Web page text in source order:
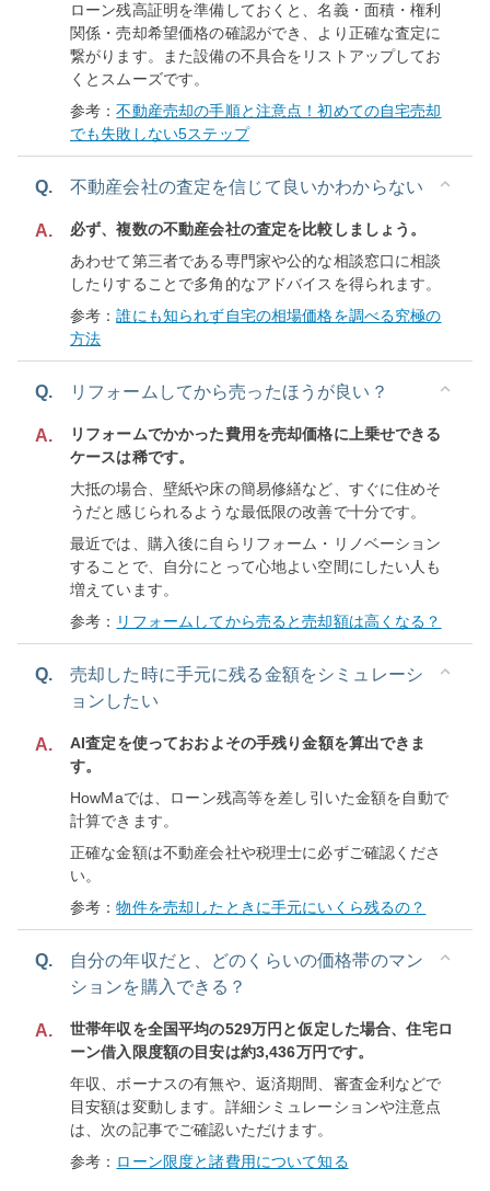
ローン残高証明を準備しておくと、名義・面積・権利
関係・売却希望価格の確認ができ、より正確な査定に
繋がります。また設備の不具合をリストアップしてお
くとスムーズです。
参考：不動産売却の手順と注意点！初めての自宅売却
でも失敗しない5ステップ
Q. 不動産会社の査定を信じて良いかわからない
A.
必ず、複数の不動産会社の査定を比較しましょう。
あわせて第三者である専門家や公的な相談窓口に相談
したりすることで多角的なアドバイスを得られます。
参考：誰にも知られず自宅の相場価格を調べる究極の
方法
Q. リフォームしてから売ったほうが良い？
A.
リフォームでかかった費用を売却価格に上乗せできる
ケースは稀です。
大抵の場合、壁紙や床の簡易修繕など、すぐに住めそ
うだと感じられるような最低限の改善で十分です。
最近では、購入後に自らリフォーム・リノベーション
することで、自分にとって心地よい空間にしたい人も
増えています。
参考： リフォームしてから売ると売却額は高くなる？
Q.
売却した時に手元に残る金額をシミュレーシ
ョンしたい
A.
AI査定を使っておおよその手残り金額を算出できま
す。
HowMaでは、ローン残高等を差し引いた金額を自動で
計算できます。
正確な金額は不動産会社や税理士に必ずご確認くださ
い。
参考：物件を売却したときに手元にいくら残るの？
Q.
自分の年収だと、どのくらいの価格帯のマン
ションを購入できる？
A.
世帯年収を全国平均の529万円と仮定した場合、住宅ロ
ーン借入限度額の目安は約3,436万円です。
年収、ボーナスの有無や、返済期間、審査金利などで
目安額は変動します。詳細シミュレーションや注意点
は、次の記事でご確認いただけます。
参考： ローン限度と諸費用について知る